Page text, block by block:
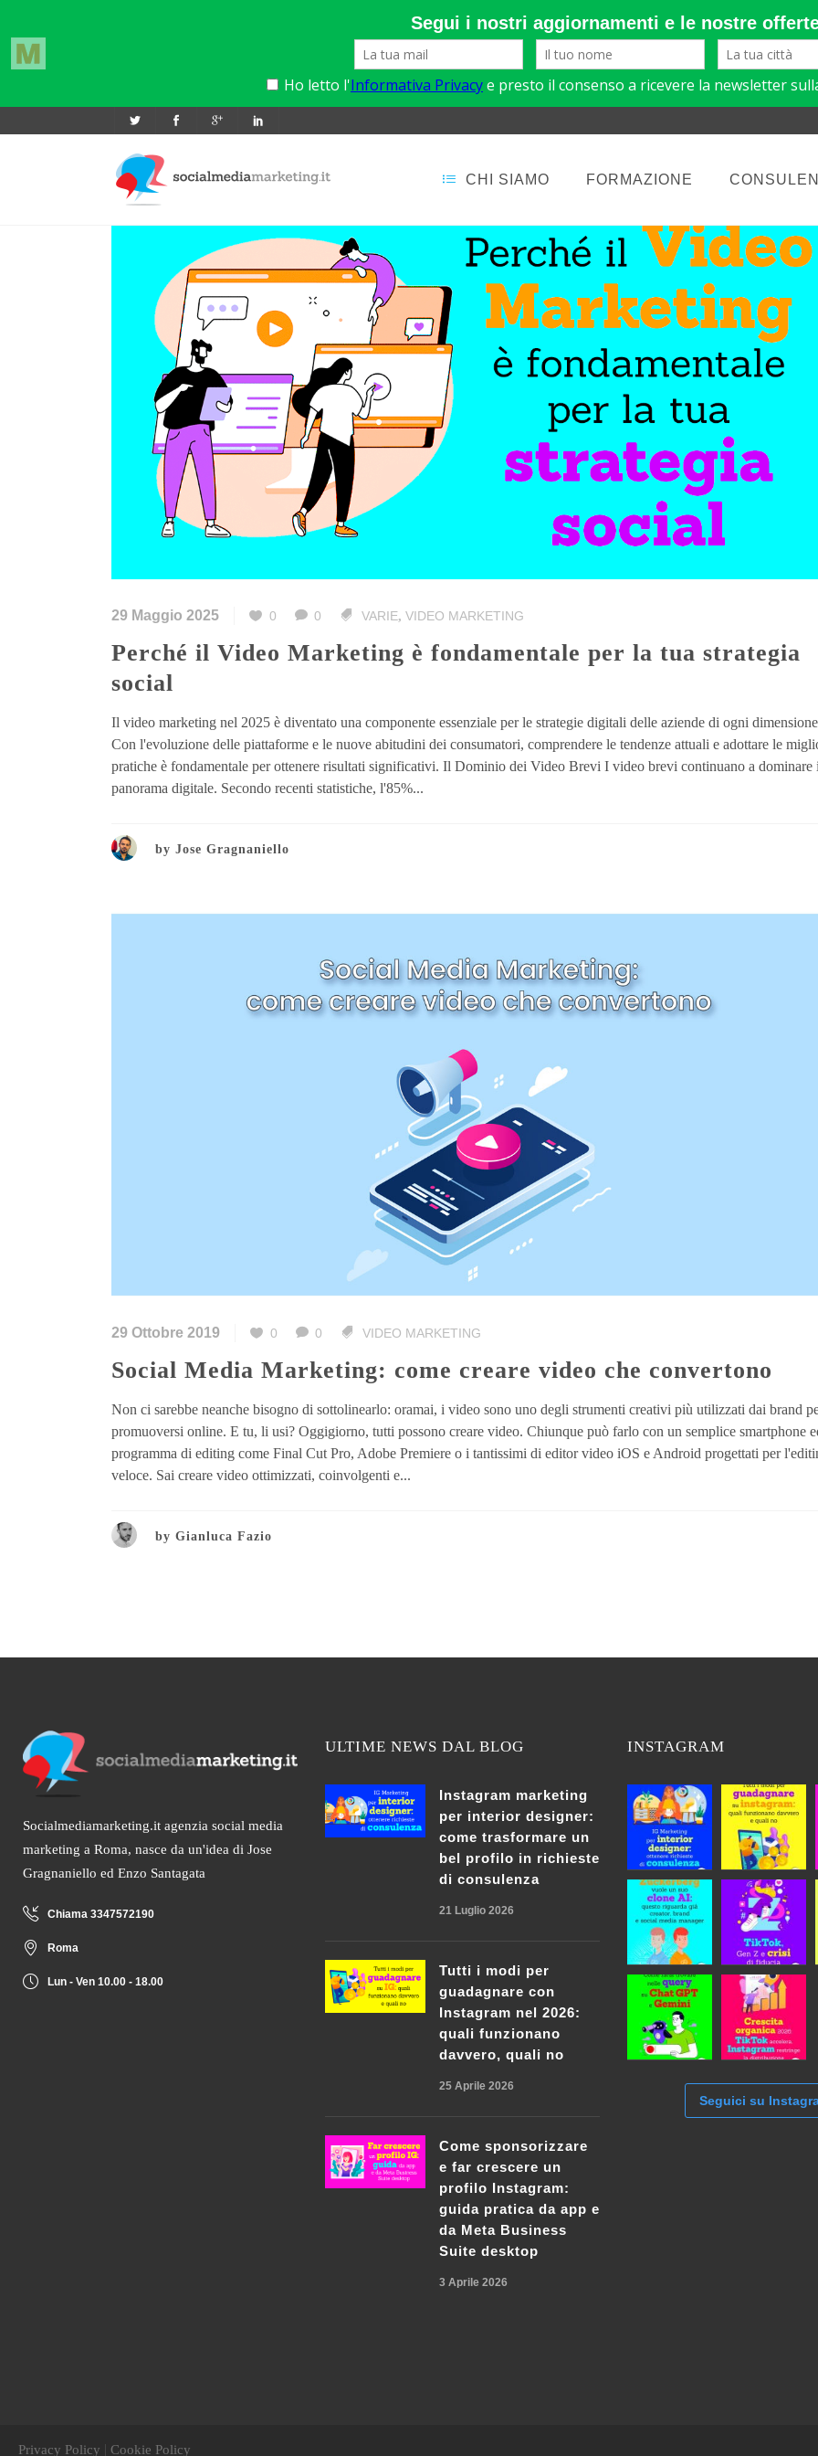
CHI SIAMO FORMAZIONE
29 Maggio 2025 0 0 VARIE, VIDEO MARKETING
Perché il Video Marketing è fondamentale per la tua strategia
social
Il video marketing nel 2025 è diventato una componente essenziale per le strategie digitali delle aziende di ogni
Con l'evoluzione delle piattaforme e le nuove abitudini dei consumatori, comprendere le tendenze attuali e adottare le
pratiche è fondamentale per ottenere risultati significativi. Il Dominio dei Video Brevi I video brevi continuano a dominare
panorama digitale. Secondo recenti statistiche, l'85%...
by Jose Gragnaniello
29 Ottobre 2019 0 0 VIDEO MARKETING
Social Media Marketing: come creare video che convertono
Non ci sarebbe neanche bisogno di sottolinearlo: oramai, i video sono uno degli strumenti creativi più utilizzati dai brand
promuoversi online. E tu, li usi? Oggigiorno, tutti possono creare video. Chiunque può farlo con un semplice smartphone
programma di editing come Final Cut Pro, Adobe Premiere o i tantissimi di editor video iOS e Android progettati per
veloce. Sai creare video ottimizzati, coinvolgenti e...
by Gianluca Fazio
Socialmediamarketing.it agenzia social media
marketing a Roma, nasce da un'idea di Jose
Gragnaniello ed Enzo Santagata
Chiama 3347572190
Roma
Lun - Ven 10.00 - 18.00
ULTIME NEWS DAL BLOG
Instagram marketing
per interior designer:
come trasformare un
bel profilo in richieste
di consulenza
21 Luglio 2026
Tutti i modi per
guadagnare con
Instagram nel 2026:
quali funzionano
davvero, quali no
25 Aprile 2026
Come sponsorizzare
e far crescere un
profilo Instagram:
guida pratica da app e
da Meta Business
Suite desktop
3 Aprile 2026
INSTAGRAM
Seguici su
Privacy Policy | Cookie Policy